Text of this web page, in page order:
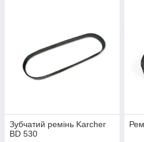
Зубчатий ремінь Karcher
BD 530